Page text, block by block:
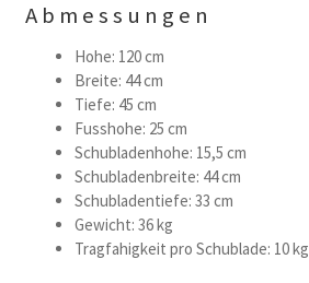
Abmessungen
Hohe: 120 cm
Breite: 44 cm
Tiefe: 45 cm
Fusshohe: 25 cm
Schubladenhohe: 15,5 cm
Schubladenbreite: 44 cm
Schubladentiefe: 33 cm
Gewicht: 36 kg
Tragfahigkeit pro Schublade: 10 kg